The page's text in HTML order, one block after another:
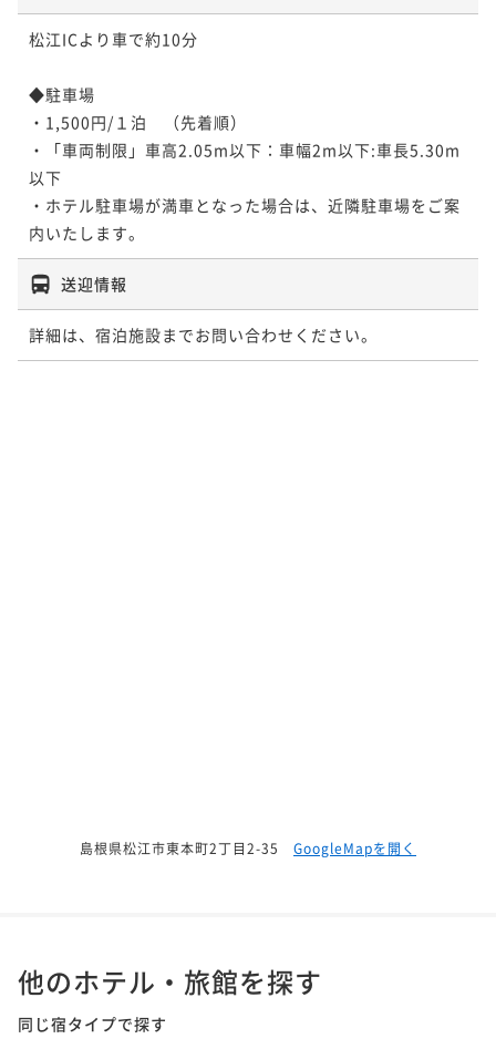
松江ICより車で約10分
◆駐車場
・1,500円/１泊　（先着順）
・「車両制限」車高2.05m以下：車幅2m以下:車長5.30m
以下
・ホテル駐車場が満車となった場合は、近隣駐車場をご案
内いたします。
送迎情報
詳細は、宿泊施設までお問い合わせください。
島根県松江市東本町2丁目2-35 GoogleMapを開く
他のホテル・旅館を探す
同じ宿タイプで探す